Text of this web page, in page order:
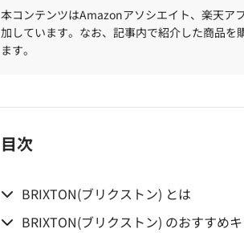
本コンテンツはAmazonアソシエイト、楽天ア
加しています。なお、記事内で紹介した商品を
ます。
目次
BRIXTON(ブリクストン) とは
BRIXTON(ブリクストン) のおすすめ